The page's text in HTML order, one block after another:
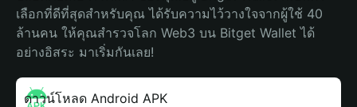
เลือกที่ดีที่สุดสำหรับคุณ ได้รับความไว้วางใจจากผู้ใช้ 40
ล้านคน ให้คุณสำรวจโลก Web3 บน Bitget Wallet ได้
อย่างอิสระ มาเริ่มกันเลย!
ดาวน์โหลด Android APK